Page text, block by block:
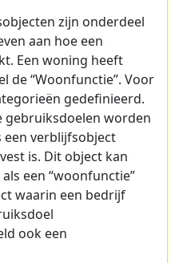
zijn onderdeel
aan hoe een
Een woning heeft
de “Woonfunctie”. Voor
gedefinieerd.
gebruiksdoelen worden
een verblijfsobject
is. Dit object kan
een “woonfunctie”
waarin een bedrijf
ook een